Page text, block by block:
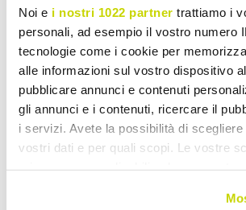
Noi e i nostri 1022 partner trattiamo i
personali, ad esempio il vostro numero
tecnologie come i cookie per
alle informazioni sul vostro dispositivo
pubblicare annunci e contenuti
gli annunci e i contenuti, ricercare il
i servizi. Avete la possibilità di
vostri dati e per quali scopi. Le vostre
modificare o revocare il proprio